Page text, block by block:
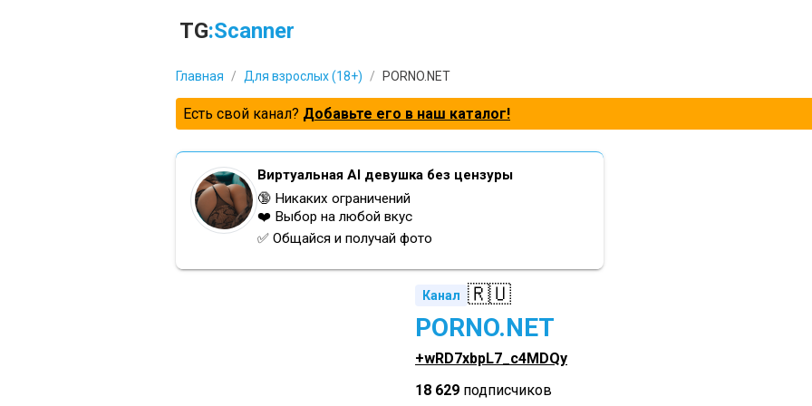
TG:Scanner
Главная / Для взрослых (18+) / PORNO.NET
Есть свой канал? Добавьте его в наш каталог!
Виртуальная AI девушка без цензуры
🔞 Никаких ограничений
❤️ Выбор на любой вкус
✅ Общайся и получай фото
Канал 🇷🇺
PORNO.NET
+wRD7xbpL7_c4MDQy
18 629 подписчиков